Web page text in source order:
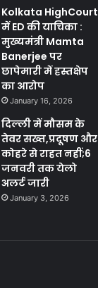
Kolkata HighCourt
में ED की याचिका :
मुख्यमंत्री Mamta
Banerjee पर
छापेमारी में हस्तक्षेप
का आरोप
January 16, 2026
दिल्ली में मौसम के
तेवर सख्त,प्रदूषण और
कोहरे से राहत नहीं;6
जनवरी तक येलो
अलर्ट जारी
January 3, 2026